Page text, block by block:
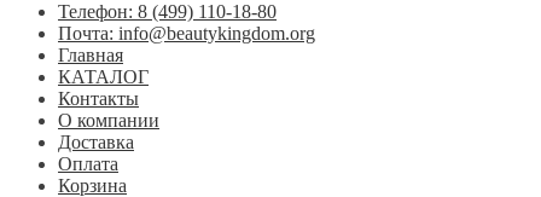
Телефон: 8 (499) 110-18-80
Почта: info@beautykingdom.org
Главная
КАТАЛОГ
Контакты
О компании
Доставка
Оплата
Корзина